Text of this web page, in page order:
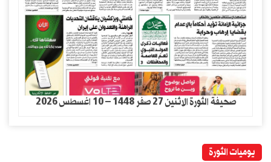
صحيفة الثورة الاثنين 27 صفر 1448 – 10 اغسطس 2026
يوميات الثورة